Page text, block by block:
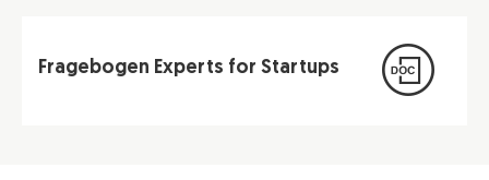
Fragebogen Experts for Startups